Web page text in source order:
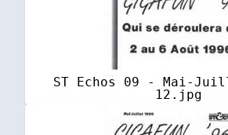
ST Echos 09 - Mai-
12.jpg